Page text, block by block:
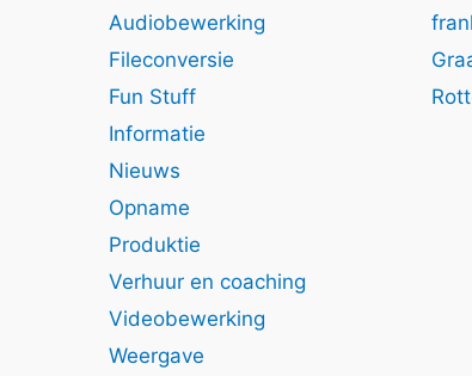
Audiobewerking
Fileconversie
Fun Stuff
Informatie
Nieuws
Opname
Produktie
Verhuur en coaching
Videobewerking
Weergave